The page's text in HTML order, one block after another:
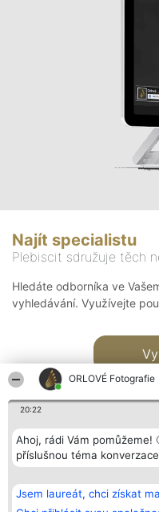
ORLOVÉ Fotografie
20:22
Ahoj, rádi Vám pomůžeme!
příslušnou téma
Jsem laureát, chci získat
Najít specialistu
Plebiscit sdružuje těch
Hledáte odborníka ve
vyhledávání. Využívejte
Bright Side Solutions sp. z o.
o. sp. k.
ul. Ruska 22